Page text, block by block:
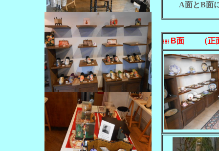
A面とB面
B面 （